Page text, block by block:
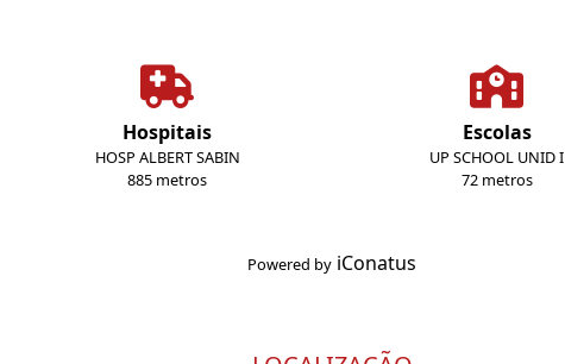
Hospitais
HOSP ALBERT SABIN
885 metros
Escolas
UP SCHOOL UNID I
72 metros
Powered by iConatus